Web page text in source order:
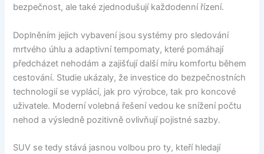
bezpečnost, ale také zjednodušují každodenní řízení.
Doplněním jejich vybavení jsou systémy pro sledování
mrtvého úhlu a adaptivní tempomaty, které pomáhají
předcházet nehodám a zajišťují další míru komfortu během
cestování. Studie ukázaly, že investice do bezpečnostních
technologií se vyplácí, jak pro výrobce, tak pro koncové
uživatele. Moderní volebná řešení vedou ke snížení počtu
nehod a výsledně pozitivně ovlivňují pojistné sazby.
SUV se tedy stává jasnou volbou pro ty, kteří hledají